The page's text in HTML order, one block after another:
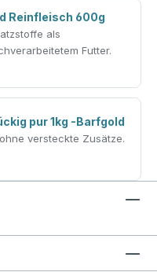
Reinfleisch 600g
als
Futter.
pur 1kg -Barfgold
versteckte Zusätze.